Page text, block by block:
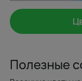
Полезные